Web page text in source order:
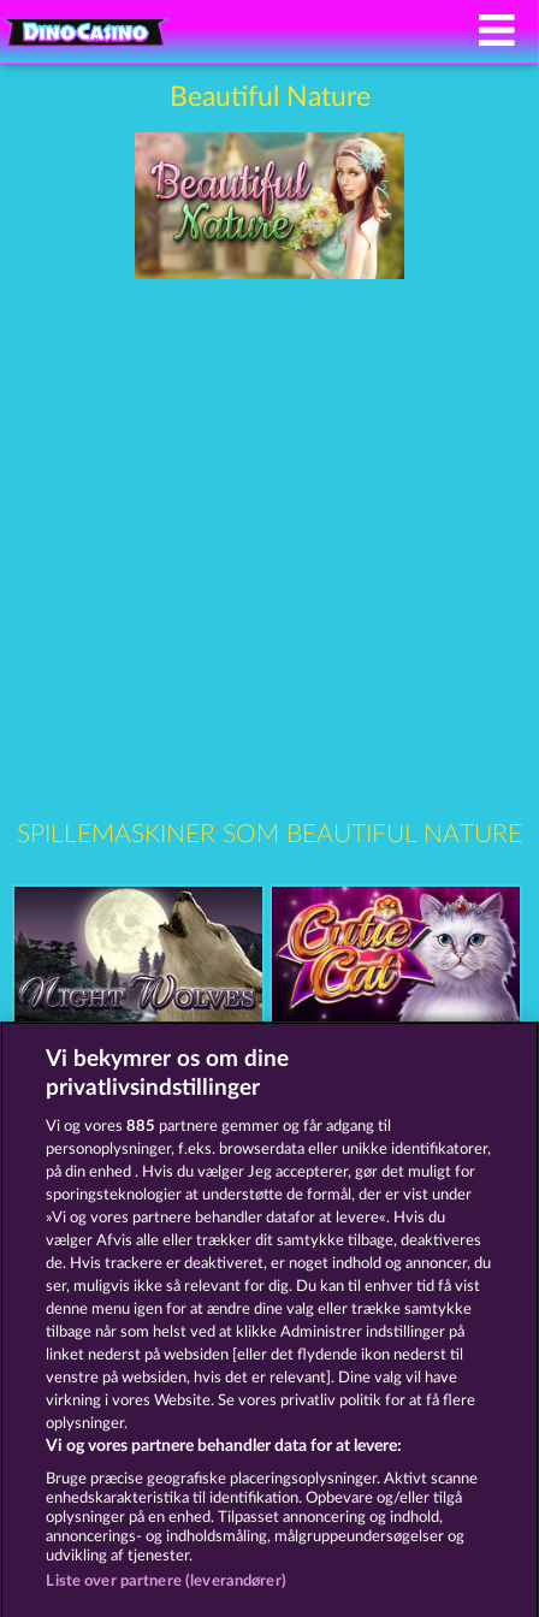
Beautiful Nature
SPILLEMASKINER SOM BEAUTIFUL NATURE
Golden Ei of Moorhuhn Wild Rapa Nui
Vilkår og betingelser Datasikkerhed
Kontakt Virksomhed FAQ Facebook
Indsend anmodning om tilbagetrækning
Vi bekymrer os om dine
privatlivsindstillinger
Vi og vores885 partnere gemmer og får adgang til
personoplysninger, f.eks. browserdata eller unikke identifikatorer,
på din enhed . Hvis du vælger Jeg accepterer, gør det muligt for
sporingsteknologier at understøtte de formål, der er vist under
»Vi og vores partnere behandler datafor at levere«. Hvis du
vælger Afvis alle eller trækker dit samtykke tilbage, deaktiveres
de. Hvis trackere er deaktiveret, er noget indhold og annoncer, du
ser, muligvis ikke så relevant for dig. Du kan til enhver tid få vist
denne menu igen for at ændre dine valg eller trække samtykke
tilbage når som helst ved at klikke Administrer indstillinger på
linket nederst på websiden [eller det flydende ikon nederst til
venstre på websiden, hvis det er relevant]. Dine valg vil have
virkning i vores Website. Se vores privatliv politik for at få flere
oplysninger.
Vi og vores partnere behandler data for at levere:
Bruge præcise geografiske placeringsoplysninger. Aktivt scanne
enhedskarakteristika til identifikation. Opbevare og/eller tilgå
oplysninger på en enhed. Tilpasset annoncering og indhold,
annoncerings- og indholdsmåling, målgruppeundersøgelser og
udvikling af tjenester.
Liste over partnere (leverandører)